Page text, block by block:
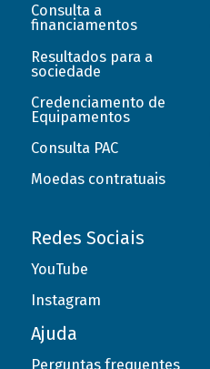
Consulta a
financiamentos
Resultados para a
sociedade
Credenciamento de
Equipamentos
Consulta PAC
Moedas contratuais
Redes Sociais
YouTube
Instagram
Ajuda
Perguntas frequentes